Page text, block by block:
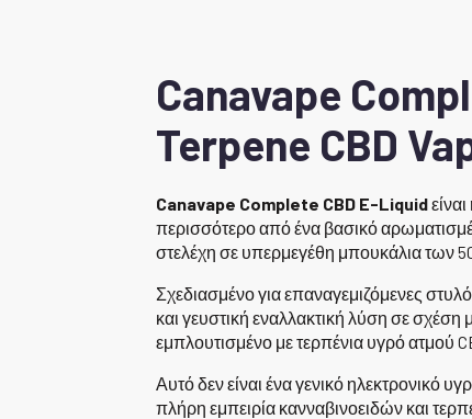
Canavape
Terpene CBD
Canavape Complete CBD E-Liquid
περισσότερο από ένα βασικό
στελέχη σε υπερμεγέθη μπουκάλια των
Σχεδιασμένο για επαναγεμιζόμενες
και γευστική εναλλακτική λύση σε σχέση
εμπλουτισμένο με τερπένια υγρό ατμού
Αυτό δεν είναι ένα γενικό ηλεκτρονικό
πλήρη εμπειρία κανναβινοειδών και